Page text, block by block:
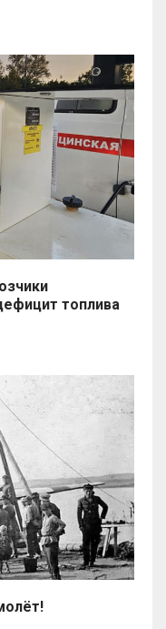
топлива